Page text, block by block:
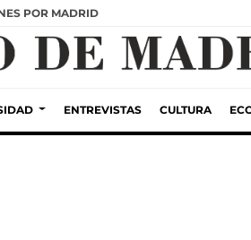
POR MADRID
ENTREVISTAS CULTURA